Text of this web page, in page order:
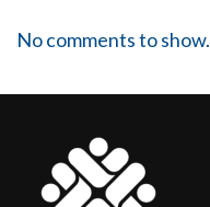
No comments to show.